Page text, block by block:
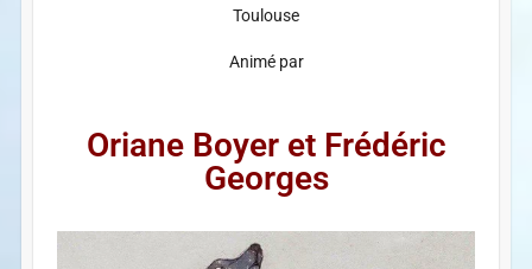
Toulouse
Animé par
Oriane Boyer et Frédéric
Georges